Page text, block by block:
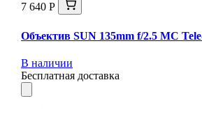
7 640 Р
Объектив SUN 135mm f/2.5 MC
В наличии
Бесплатная доставка